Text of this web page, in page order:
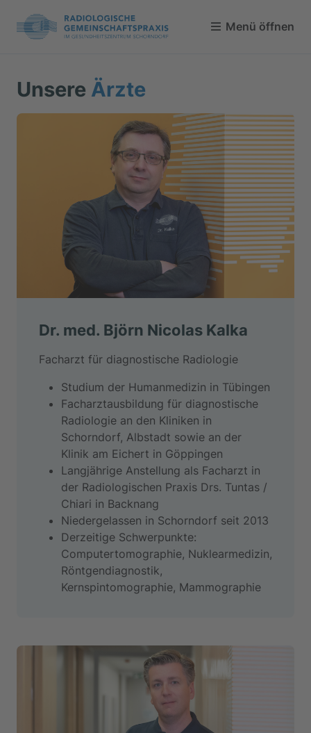
Menü öffnen
Unsere Ärzte
Dr. med. Björn Nicolas Kalka
Facharzt für diagnostische Radiologie
Studium der Humanmedizin in Tübingen
Facharztausbildung für diagnostische
Radiologie an den Kliniken in
Schorndorf, Albstadt sowie an der
Klinik am Eichert in Göppingen
Langjährige Anstellung als Facharzt in
der Radiologischen Praxis Drs. Tuntas /
Chiari in Backnang
Niedergelassen in Schorndorf seit 2013
Derzeitige Schwerpunkte:
Computertomographie, Nuklearmedizin,
Röntgendiagnostik,
Kernspintomographie, Mammographie